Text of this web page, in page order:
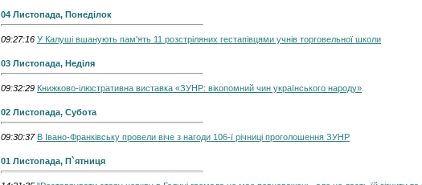
04 Листопада, Понеділок
09:27:16 У Калуші вшанують пам'ять 11 розстріляних гестапівцями учнів торговельної школи
03 Листопада, Неділя
09:32:29 Книжково-ілюстративна виставка «ЗУНР: вікопомний чин українського народу»
02 Листопада, Субота
09:30:37 В Івано-Франківську провели віче з нагоди 106-ї річниці проголошення ЗУНР
01 Листопада, П`ятниця